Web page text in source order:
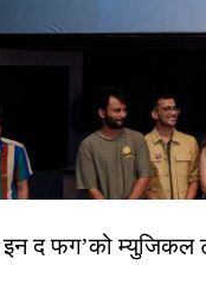
इन द फग’को म्युजिकल